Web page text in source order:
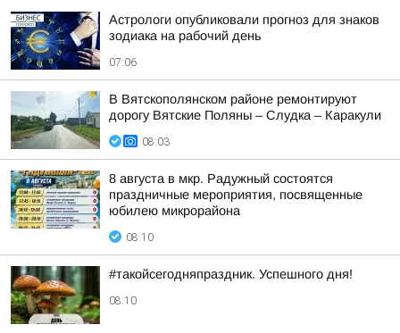
Астрологи опубликовали прогноз для знаков
зодиака на рабочий день
07:06
В Вятскополянском районе ремонтируют
дорогу Вятские Поляны – Слудка – Каракули
08:03
8 августа в мкр. Радужный состоятся
праздничные мероприятия, посвященные
юбилею микрорайона
08:10
#такойсегодняпраздник. Успешного дня!
08:10